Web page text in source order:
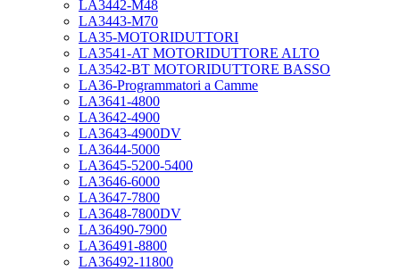
LA3442-M48
LA3443-M70
LA35-MOTORIDUTTORI
LA3541-AT MOTORIDUTTORE ALTO
LA3542-BT MOTORIDUTTORE BASSO
LA36-Programmatori a Camme
LA3641-4800
LA3642-4900
LA3643-4900DV
LA3644-5000
LA3645-5200-5400
LA3646-6000
LA3647-7800
LA3648-7800DV
LA36490-7900
LA36491-8800
LA36492-11800